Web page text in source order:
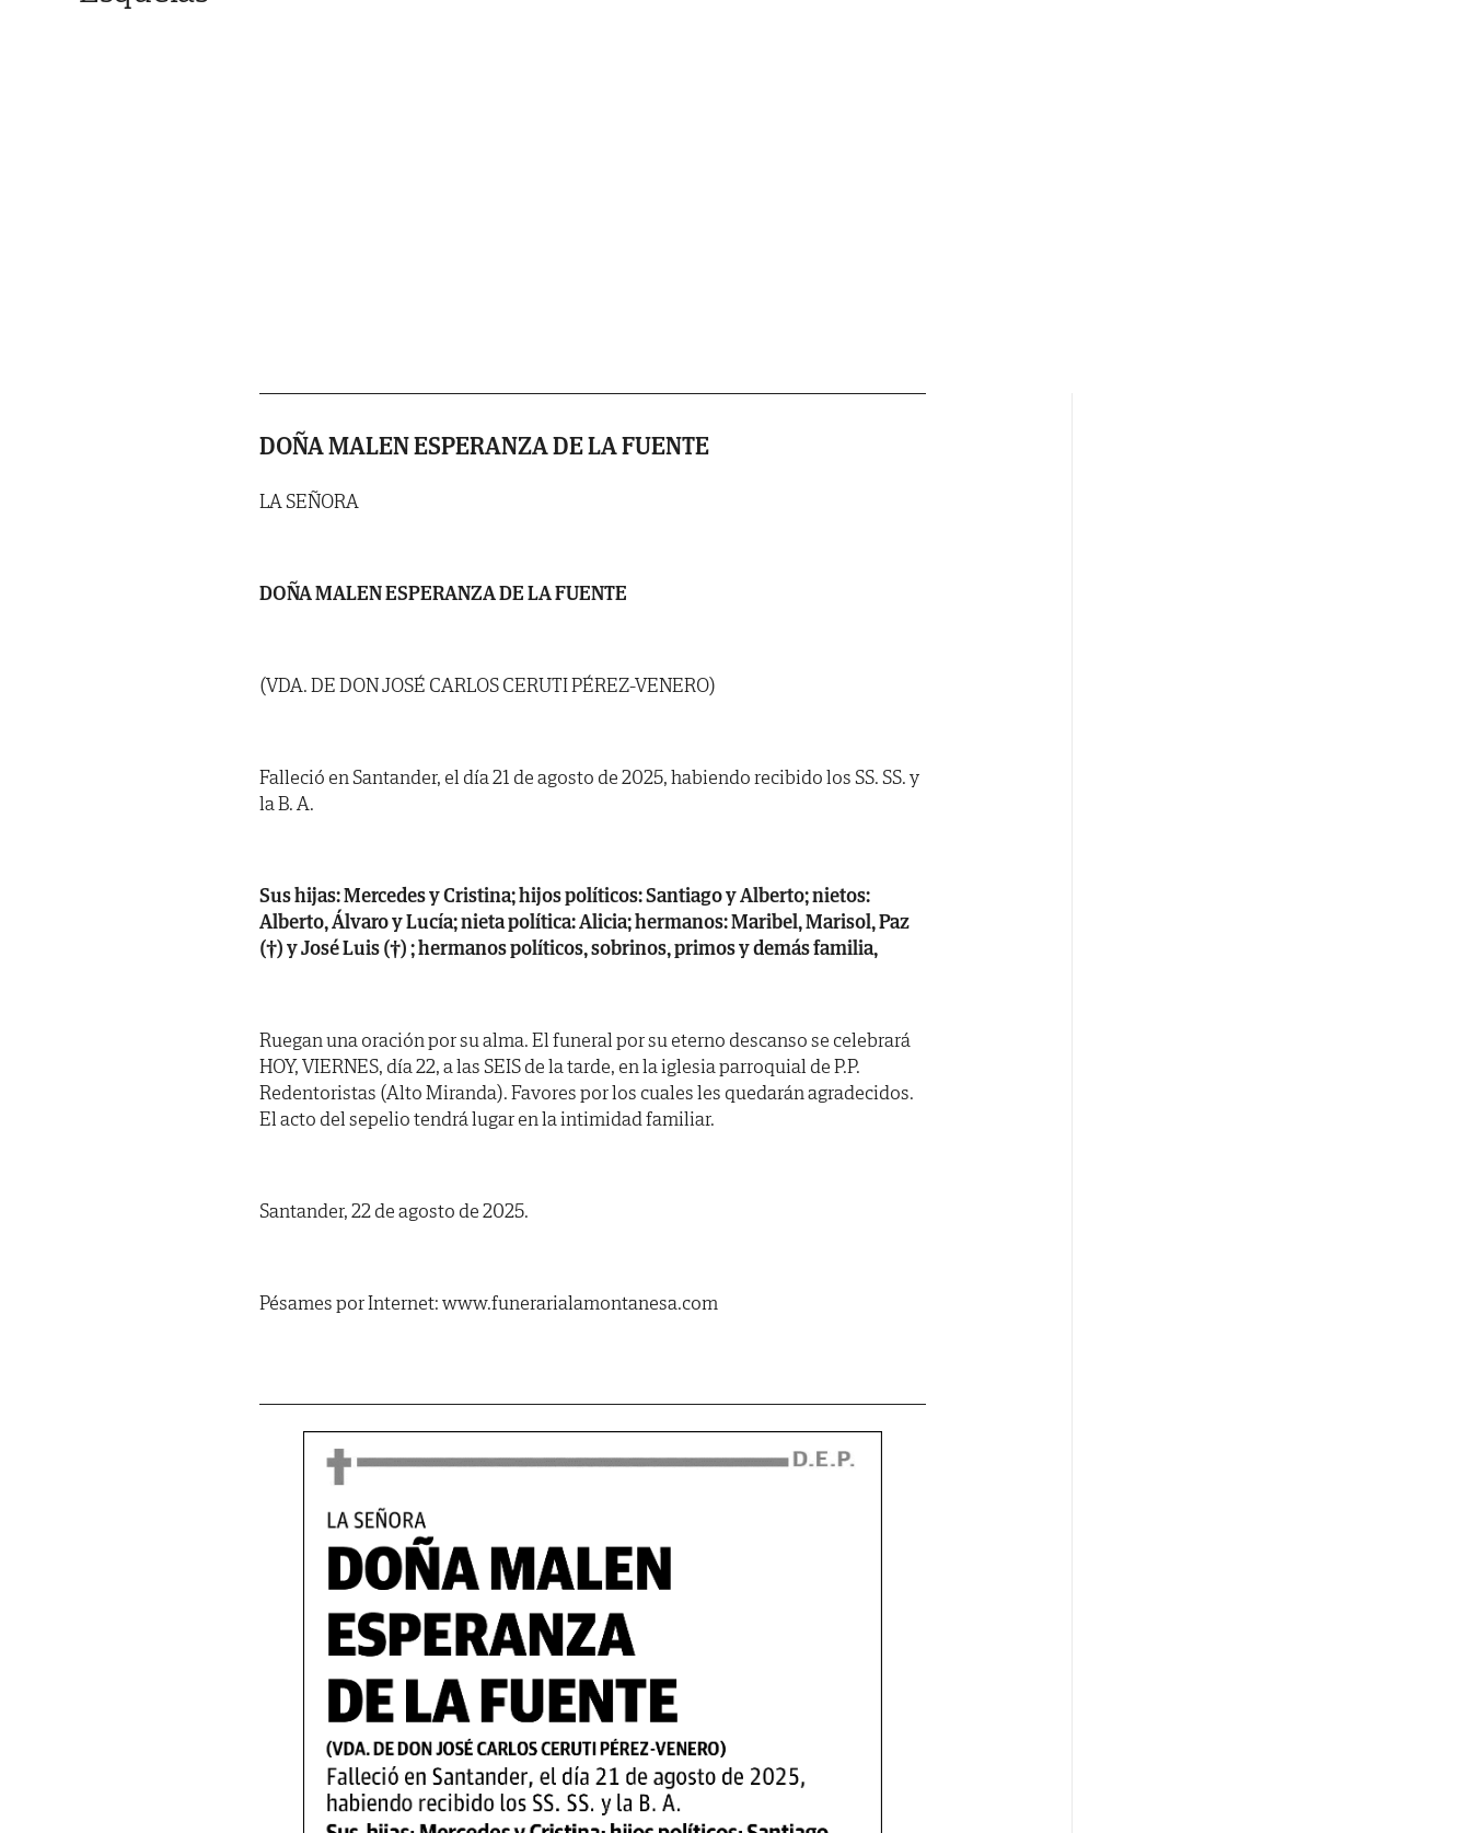
DOÑA MALEN ESPERANZA DE LA FUENTE
LA SEÑORA
DOÑA MALEN ESPERANZA DE LA FUENTE
(VDA. DE DON JOSÉ CARLOS CERUTI PÉREZ-VENERO)
Falleció en Santander, el día 21 de agosto de 2025, habiendo recibido los SS. SS. y
la B. A.
Sus hijas: Mercedes y Cristina; hijos políticos: Santiago y Alberto; nietos:
Alberto, Álvaro y Lucía; nieta política: Alicia; hermanos: Maribel, Marisol, Paz
(†) y José Luis (†) ; hermanos políticos, sobrinos, primos y demás familia,
Ruegan una oración por su alma. El funeral por su eterno descanso se celebrará
HOY, VIERNES, día 22, a las SEIS de la tarde, en la iglesia parroquial de P.P.
Redentoristas (Alto Miranda). Favores por los cuales les quedarán agradecidos.
El acto del sepelio tendrá lugar en la intimidad familiar.
Santander, 22 de agosto de 2025.
Pésames por Internet: www.funerarialamontanesa.com